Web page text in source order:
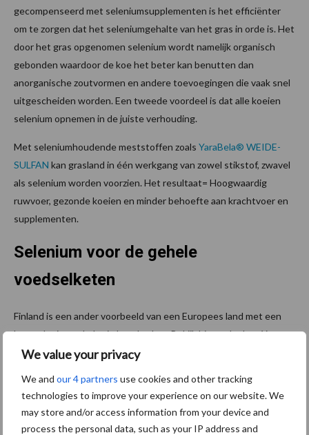
We value your privacy
We and our 4 partners use cookies and other tracking
technologies to improve your experience on our website. We
may store and/or access information from your device and
process the personal data, such as your IP address and
gecompenseerd met seleniumsupplementen is het efficiënter
om te zorgen dat het seleniumgehalte van het gras in orde is. Het
door het gras opgenomen selenium wordt namelijk organisch
gebonden waardoor de koe het beter kan benutten dan
anorganische zoutvormen en andere toevoegingen die vaak snel
uitgescheiden worden. Een tweede voordeel is dat alle koeien
selenium opnemen in de juiste verhouding.
Met seleniumhoudende meststoffen zoals YaraBela® WEIDE-
SULFAN kan grasland in één werkgang van zowel stikstof, zwavel
als selenium worden voorzien. Het resultaat= Hoogwaardig
ruwvoer, gezonde koeien en minder behoefte aan krachtvoer en
supplementen.
Selenium voor de gehele
voedselketen
Finland is een ander voorbeeld van een Europees land met een
laag seleniumgehalte in haar bodem. Bekijk hieronder hoe Yara
het Finse seleniumtekort bij mens en dier heeft aangepakt door
YaraBela® WEIDE-SULFAN
Zwavel voor meer en eiwitrijker gras